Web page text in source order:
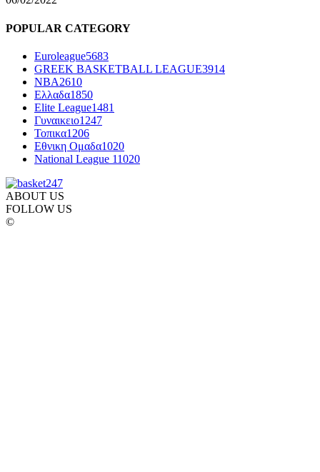
POPULAR CATEGORY
Euroleague5683
GREEK BASKETBALL LEAGUE3914
NBA2610
Ελλαδα1850
Elite League1481
Γυναικειο1247
Τοπικα1206
Εθνικη Ομαδα1020
National League 11020
ABOUT US
FOLLOW US
©